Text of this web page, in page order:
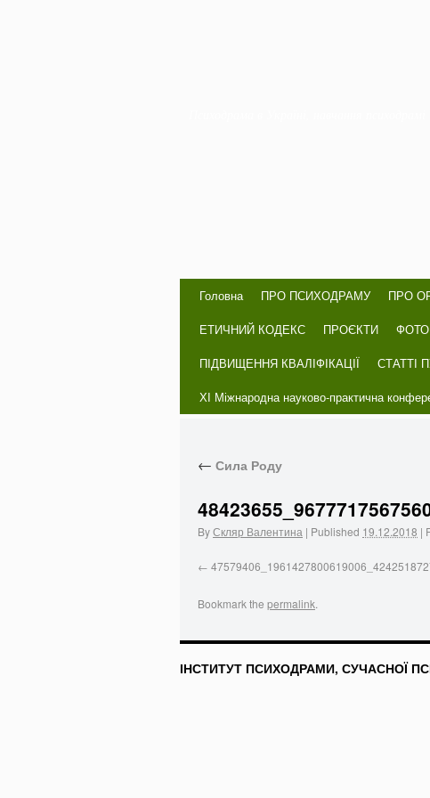
Головна ПРО ПСИХОДРАМУ ПРО
ЕТИЧНИЙ КОДЕКС
ПРОЄКТИ
ПІДВИЩЕННЯ КВАЛІФІКАЦІЇ
СТАТТІ
ХІ Міжнародна науково-практична
← Сила Роду
ByСкляр Валентина | Published 19.12.2018 |
Bookmark the permalink.
ІНСТИТУТ ПСИХОДРАМИ, СУЧАСНОЇ